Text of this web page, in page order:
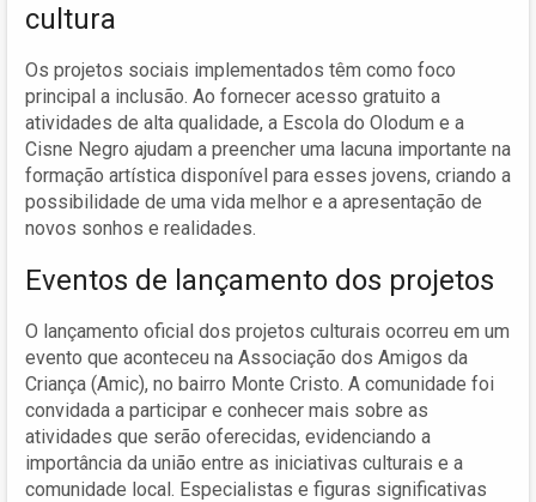
cultura
Os projetos sociais implementados têm como foco
principal a inclusão. Ao fornecer acesso gratuito a
atividades de alta qualidade, a Escola do Olodum e a
Cisne Negro ajudam a preencher uma lacuna importante na
formação artística disponível para esses jovens, criando a
possibilidade de uma vida melhor e a apresentação de
novos sonhos e realidades.
Eventos de lançamento dos projetos
O lançamento oficial dos projetos culturais ocorreu em um
evento que aconteceu na Associação dos Amigos da
Criança (Amic), no bairro Monte Cristo. A comunidade foi
convidada a participar e conhecer mais sobre as
atividades que serão oferecidas, evidenciando a
importância da união entre as iniciativas culturais e a
comunidade local. Especialistas e figuras significativas